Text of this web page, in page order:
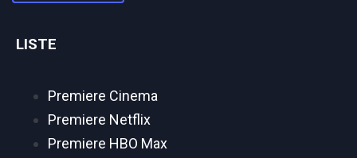
LISTE
Premiere Cinema
Premiere Netflix
Premiere HBO Max